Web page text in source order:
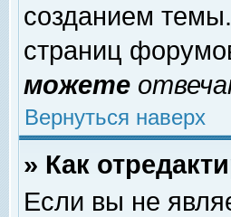
созданием
страниц
можете
Вернуться наверх
» Как
Если вы не